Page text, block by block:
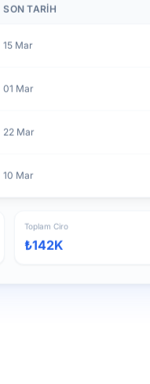
SON TARIH
15 Mar
01 Mar
22 Mar
10 Mar
Toplam Ciro
₺142K